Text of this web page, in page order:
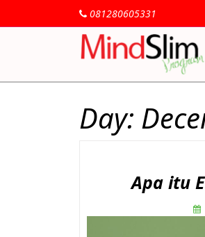
081280605331
Day:
Apa itu